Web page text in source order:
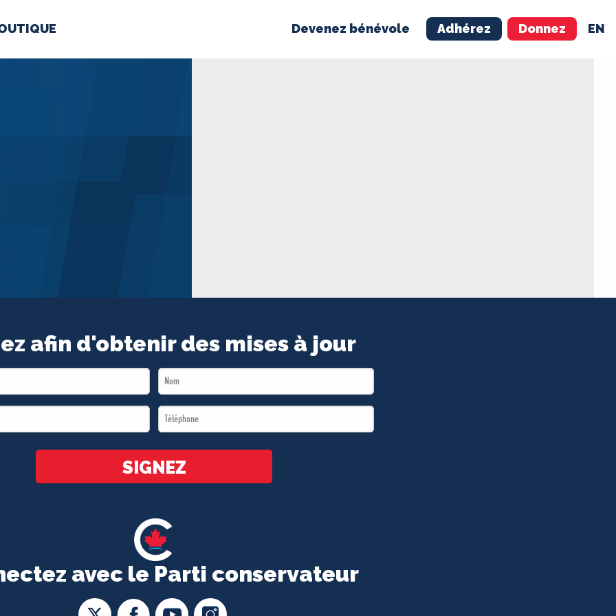
Devenez bénévole Adhérez Donnez EN
MÉDIAS
avec le Parti conservateur
afin d'obtenir des mises à jour
Last
Name
Téléphone
*
SIGNEZ